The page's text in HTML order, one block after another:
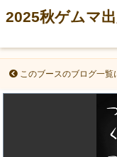
2025秋ゲムマ
このブースのブログ一覧